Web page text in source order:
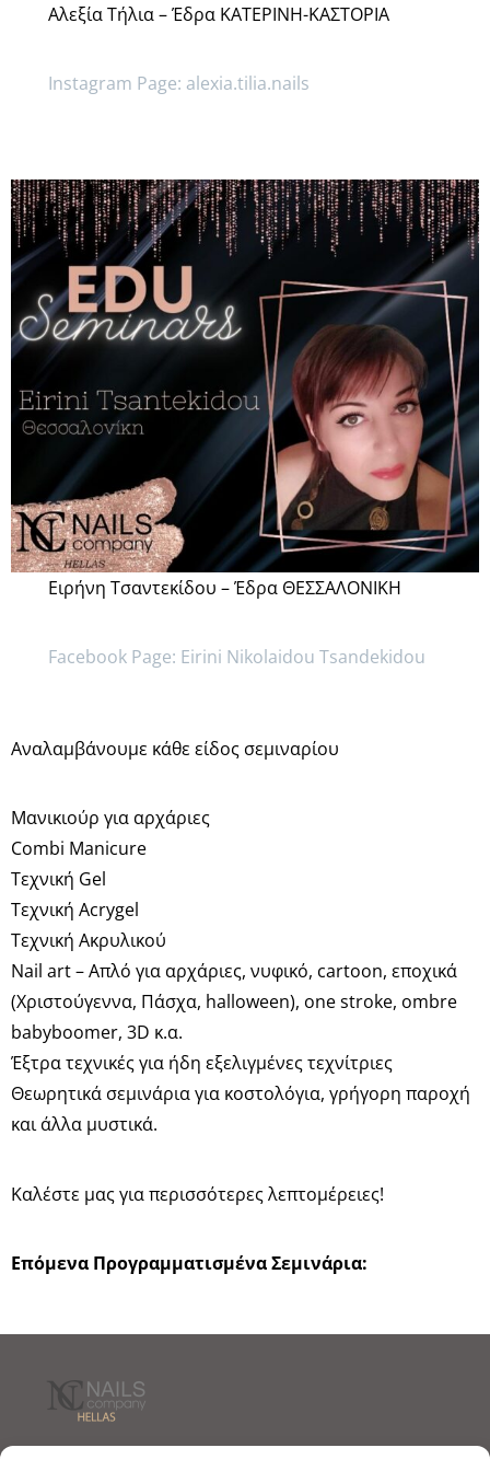
Αλεξία Τήλια – Έδρα ΚΑΤΕΡΙΝΗ-ΚΑΣΤΟΡΙΑ
Instagram Page: alexia.tilia.nails
Ειρήνη Τσαντεκίδου – Έδρα ΘΕΣΣΑΛΟΝΙΚΗ
Facebook Page: Eirini Nikolaidou Tsandekidou
Αναλαμβάνουμε κάθε είδος σεμιναρίου
Μανικιούρ για αρχάριες
Combi Manicure
Τεχνική Gel
Τεχνική Acrygel
Τεχνική Ακρυλικού
Nail art – Απλό για αρχάριες, νυφικό, cartoon, εποχικά
(Χριστούγεννα, Πάσχα, halloween), one stroke, ombre
babyboomer, 3D κ.α.
Έξτρα τεχνικές για ήδη εξελιγμένες τεχνίτριες
Θεωρητικά σεμινάρια για κοστολόγια, γρήγορη παροχή
και άλλα μυστικά.
Καλέστε μας για περισσότερες λεπτομέρειες!
Επόμενα Προγραμματισμένα Σεμινάρια: